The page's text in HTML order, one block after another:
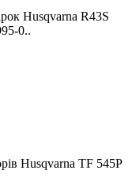
Husqvarna R43S
0..
Husqvarna TF 545P